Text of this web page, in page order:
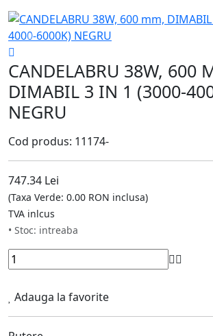
CANDELABRU 38W, 600
DIMABIL 3 IN 1 (3000-
NEGRU
Cod produs: 11174-
747.34 Lei
(Taxa Verde: 0.00 RON inclusa)
TVA inlcus
• Stoc: intreaba
Adauga la favorite